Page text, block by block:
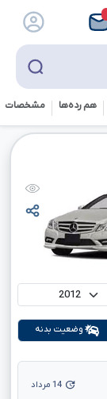
هم رده‌ها‌ مشخصات
وضعیت بدنه
14 مرداد